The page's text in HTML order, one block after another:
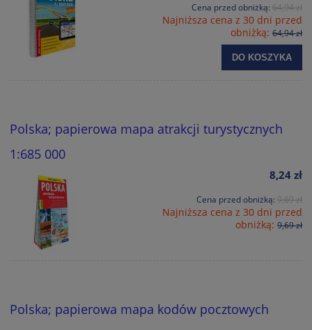
Cena przed obniżką: 64,94 zł
Najniższa cena z 30 dni przed
obniżką: 64,94 zł
DO KOSZYKA
Polska; papierowa mapa atrakcji turystycznych
1:685 000
8,24 zł
Cena przed obniżką: 9,69 zł
Najniższa cena z 30 dni przed
obniżką: 9,69 zł
Polska; papierowa mapa kodów pocztowych